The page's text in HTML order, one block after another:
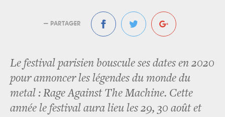
— PARTAGER
Le festival parisien bouscule ses dates en 2020
pour annoncer les légendes du monde du
metal : Rage Against The Machine. Cette
année le festival aura lieu les 29, 30 août et